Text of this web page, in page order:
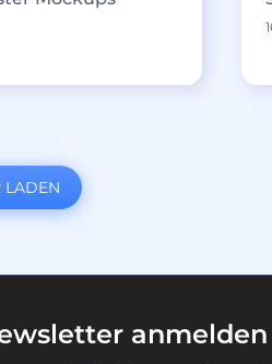
LADEN
anmelden